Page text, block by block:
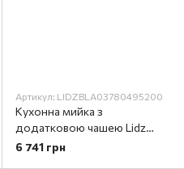
Артикул: LIDZBLA03780495200
Кухонна мийка з
додатковою чашею Lidz
780x495/200 BLA-03
6 741 грн